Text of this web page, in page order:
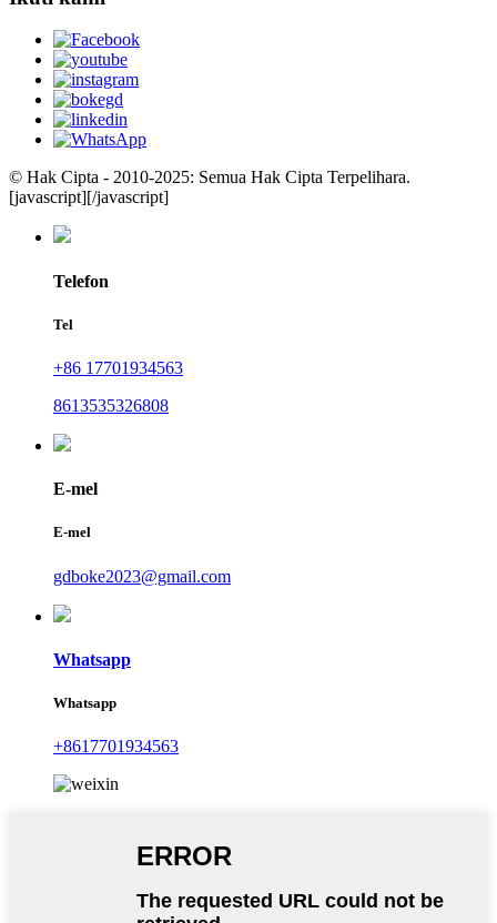
© Hak Cipta - 2010-2025: Semua Hak Cipta Terpelihara.
[javascript][/javascript]
Telefon
Tel
+86 17701934563
8613535326808
E-mel
E-mel
gdboke2023@gmail.com
Whatsapp
Whatsapp
+8617701934563